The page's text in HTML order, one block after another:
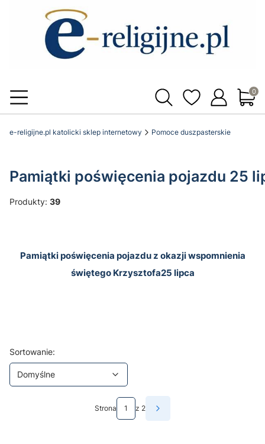
e-religijne.pl katolicki sklep internetowy Pomoce duszpasterskie
Pamiątki poświęcenia pojazdu 25
Produkty: 39
Pamiątki poświęcenia pojazdu z okazji wspomnienia
świętego Krzysztofa25 lipca
Lista produktów
Sortowanie:
Domyślne
Strona z 2 Następne produkty